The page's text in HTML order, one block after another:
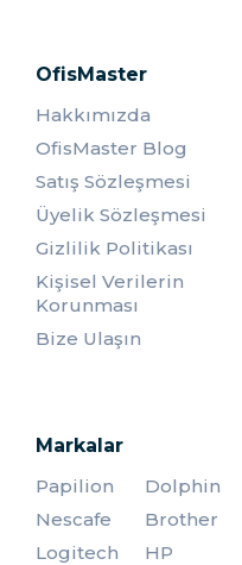
okuyucuları bulundururlar.
kurumlarında girişlerinde
üniversitenin
kütüphanelerine kadar
okuyucu
vardır.
Kart
Nasıl Olur?
Veri depolama
Ancak sadece satın
okuyucuların çalışması
rahatlıkla ulaşacağınız bu
yüklersiniz. Kullanıma
başlı çalışma prensipleri
Okuyucunun yüzeyine
plastik kartlar
OfisMaster
Hakkımızda
OfisMaster Blog
Satış Sözleşmesi
Üyelik Sözleşmesi
Gizlilik Politikası
Kişisel Verilerin
Korunması
Bize Ulaşın
Markalar
Papilion
Dolphin
Nescafe
Brother
Logitech
HP